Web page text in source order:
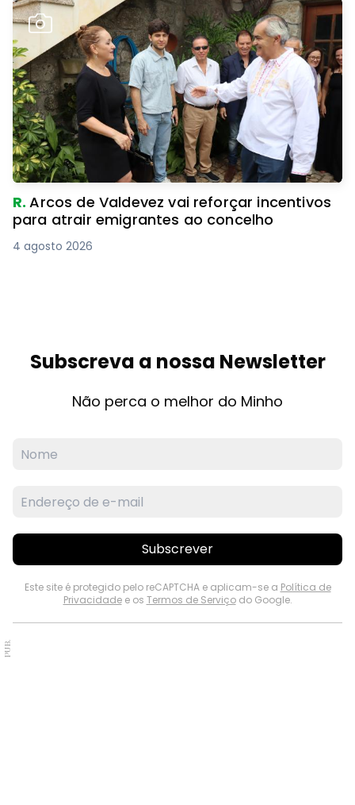
R.Arcos de Valdevez vai reforçar incentivos
para atrair emigrantes ao concelho
4 agosto 2026
Subscreva a nossa Newsletter
Não perca o melhor do Minho
Subscrever
Este site é protegido pelo reCAPTCHA e aplicam-se a Política de
Privacidadee os Termos de Serviçodo Google.
PUB.